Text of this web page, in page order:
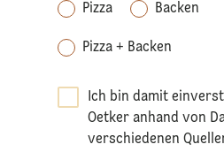
Pizza Backen
Pizza + Backen
Ich bin damit
Oetker anhand von
verschiedenen